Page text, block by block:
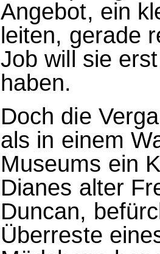
Angebot, ein
leiten, gerade
Job will sie
haben.
Doch die
als in einem
Museums ein
Dianes alter
Duncan,
Überreste